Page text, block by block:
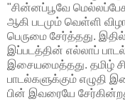
"சின்னப்பூவே
ஆகி படமும் வெள்ளி
பெருமை சேர்த்தது.
இப்படத்தின் எல்லாப்
இசையமைத்தது. தமிழ்
பாடல்களுக்கும் எழுதி
பின் இவரையே